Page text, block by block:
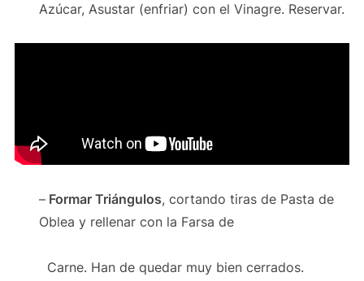
Azúcar, Asustar (enfriar) con el Vinagre. Reservar.
–Formar Triángulos, cortando tiras de Pasta de
Oblea y rellenar con la Farsa de
Carne. Han de quedar muy bien cerrados.